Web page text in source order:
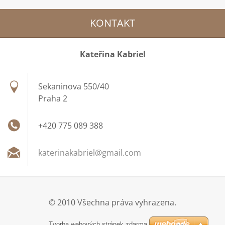
KONTAKT
Kateřina Kabriel
Sekaninova 550/40
Praha 2
+420 775 089 388
katerinakabriel@gmail.com
© 2010 Všechna práva vyhrazena.